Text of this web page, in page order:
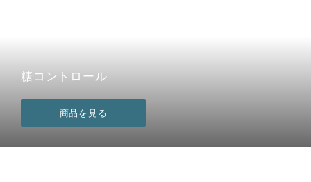
糖コントロール
商品を見る